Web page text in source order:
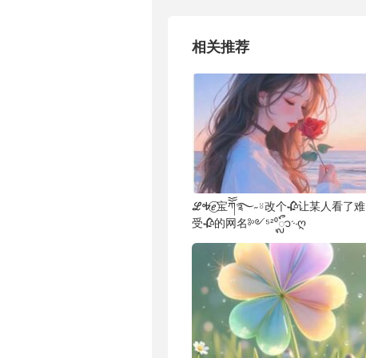
相关推荐
ℒᎭℯ⃝宝ཀོོ࿐˶⍤改个🥀让某人看了难
受🥀的网名༻⁵²⁰ᬽ࿙ღ